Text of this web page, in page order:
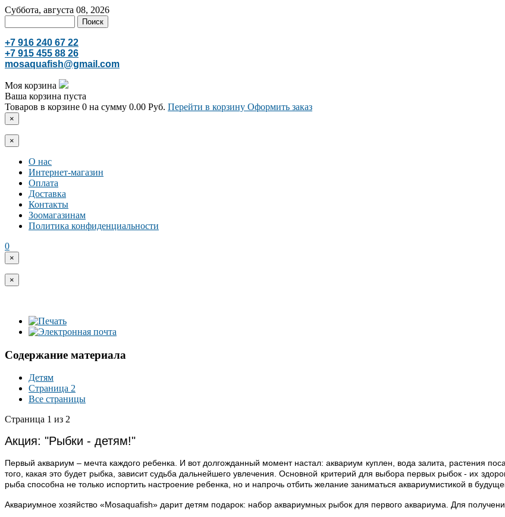
Суббота, августа 08, 2026
+7 916 240 67 22
+7 915 455 88 26
mosaquafish@gmail.com
Моя корзина
Ваша корзина пуста
Товаров в корзине 0 на сумму 0.00 Руб. Перейти в корзину Оформить заказ
×
×
О нас
Интернет-магазин
Оплата
Доставка
Контакты
Зоомагазинам
Политика конфиденциальности
0
×
×
Содержание материала
Детям
Страница 2
Все страницы
Страница 1 из 2
Акция: "Рыбки - детям!"
Первый аквариум – мечта каждого ребенка. И вот долгожданный момент настал: аквариум куплен, вода залита, растения
того, какая это будет рыбка, зависит судьба дальнейшего увлечения. Основной критерий для выбора первых рыбок - их
рыба способна не только испортить настроение ребенка, но и напрочь отбить желание заниматься аквариумистикой в
Аквариумное хозяйство «Mosaquafish» дарит детям подарок: набор аквариумных рыбок для первого аквариума. Для